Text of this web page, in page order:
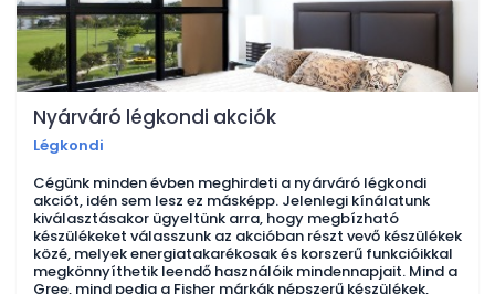
Nyárváró légkondi akciók
Légkondi
Cégünk minden évben meghirdeti a nyárváró légkondi
akciót, idén sem lesz ez másképp. Jelenlegi kínálatunk
kiválasztásakor ügyeltünk arra, hogy megbízható
készülékeket válasszunk az akcióban részt vevő készülékek
közé, melyek energiatakarékosak és korszerű funkcióikkal
megkönnyíthetik leendő használóik mindennapjait. Mind a
Gree, mind pedig a Fisher márkák népszerű készülékek,